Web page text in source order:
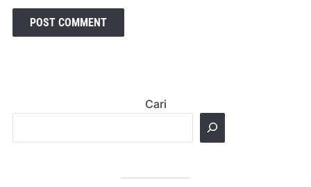
Cari